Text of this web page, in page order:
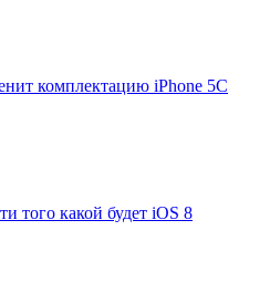
комплектацию iPhone 5C
того какой будет iOS 8